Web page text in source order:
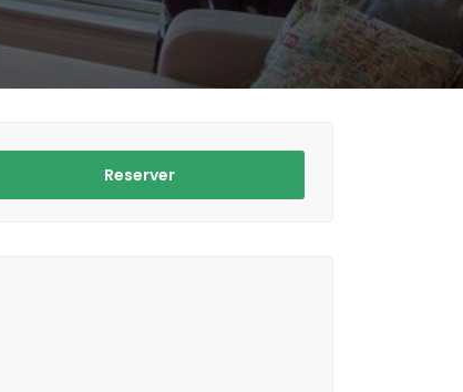
Reserver